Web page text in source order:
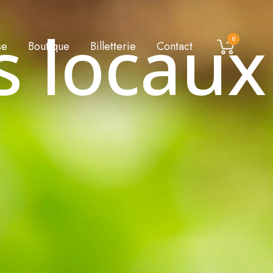
Boutique Billetterie Contact 0
locaux